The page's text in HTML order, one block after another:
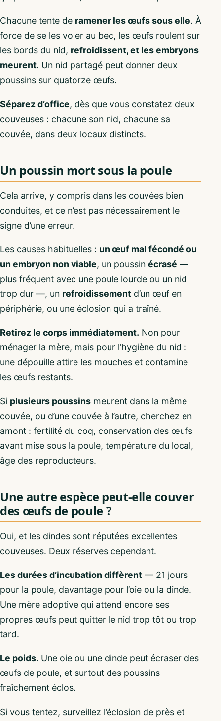
Chacune tente de ramener les œufs sous elle. À
force de se les voler au bec, les œufs roulent sur
les bords du nid, refroidissent, et les embryons
meurent. Un nid partagé peut donner deux
poussins sur quatorze œufs.
Séparez d’office, dès que vous constatez deux
couveuses : chacune son nid, chacune sa
couvée, dans deux locaux distincts.
Un poussin mort sous la poule
Cela arrive, y compris dans les couvées bien
conduites, et ce n’est pas nécessairement le
signe d’une erreur.
Les causes habituelles : un œuf mal fécondé ou
un embryon non viable, un poussin écrasé —
plus fréquent avec une poule lourde ou un nid
trop dur —, un refroidissement d’un œuf en
périphérie, ou une éclosion qui a traîné.
Retirez le corps immédiatement. Non pour
ménager la mère, mais pour l’hygiène du nid :
une dépouille attire les mouches et contamine
les œufs restants.
Si plusieurs poussins meurent dans la même
couvée, ou d’une couvée à l’autre, cherchez en
amont : fertilité du coq, conservation des œufs
avant mise sous la poule, température du local,
âge des reproducteurs.
Une autre espèce peut-elle couver
des œufs de poule ?
Oui, et les dindes sont réputées excellentes
couveuses. Deux réserves cependant.
Les durées d’incubation diffèrent — 21 jours
pour la poule, davantage pour l’oie ou la dinde.
Une mère adoptive qui attend encore ses
propres œufs peut quitter le nid trop tôt ou trop
tard.
Le poids. Une oie ou une dinde peut écraser des
œufs de poule, et surtout des poussins
fraîchement éclos.
Si vous tentez, surveillez l’éclosion de près et